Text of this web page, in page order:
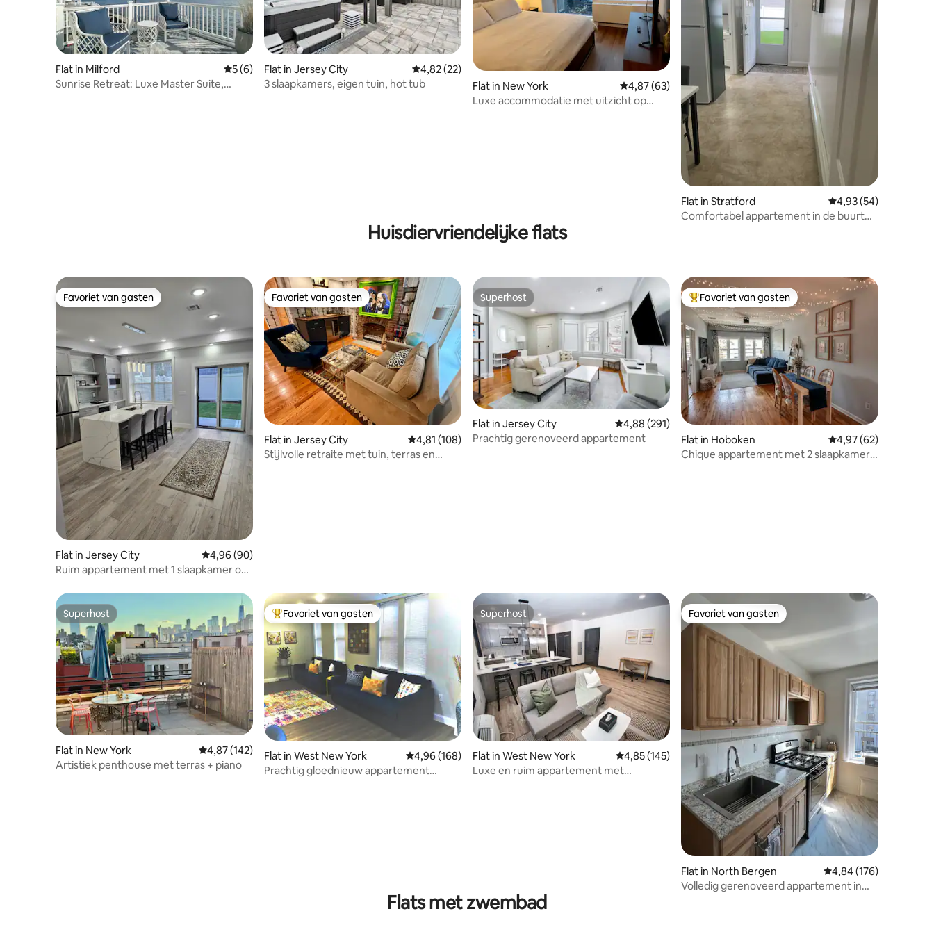
Flat in Milford Gemiddelde beoordeling van 5 op 5, 6 recensies
5 (6)
Sunrise Retreat: Luxe Master Suite,
Flat in Jersey City Gemiddelde beoordeling van 4,82 op 5, 22 recensies
4,82 (22)
3 slaapkamers, eigen tuin, hot tub
Flat in New York Gemiddelde beoordeling van 4,87 op 5, 63 recensies
4,87 (63)
Luxe accommodatie met uitzicht op
Flat in Stratford Gemiddelde
4,93 (54)
Comfortabel appartement in de buurt
Huisdiervriendelijke flats
Favoriet van gasten
Favoriet van gasten
Flat in Jersey City Gemiddelde beoordeling van 4,96 op 5, 90 recensies
4,96 (90)
Ruim appartement met 1 slaapkamer op
parkeergelegenheid
Favoriet van gasten
Favoriet van gasten
Flat in Jersey City Gemiddelde beoordeling van 4,81 op 5, 108 recensies
4,81 (108)
Stijlvolle retraite met tuin, terras en
Superhost
Superhost
Flat in Jersey City Gemiddelde beoordeling van 4,88 op 5, 291 recensies
4,88 (291)
Prachtig gerenoveerd appartement
Topfavoriet van gasten
Favoriet van gasten
Flat in Hoboken Gemiddelde
4,97 (62)
Chique appartement met 2 slaapkamers
Superhost
Superhost
Flat in New York Gemiddelde beoordeling van 4,87 op 5, 142 recensies
4,87 (142)
Artistiek penthouse met terras + piano
Topfavoriet van gasten
Favoriet van gasten
Flat in West New York Gemiddelde beoordeling van 4,96 op 5, 168 recensies
4,96 (168)
Prachtig gloednieuw appartement
Superhost
Superhost
Flat in West New York Gemiddelde beoordeling van 4,85 op 5, 145 recensies
4,85 (145)
Luxe en ruim appartement met
Favoriet van gasten
Favoriet van gasten
Flat in North Bergen Gemiddelde
4,84 (176)
Volledig gerenoveerd appartement in
Flats met zwembad